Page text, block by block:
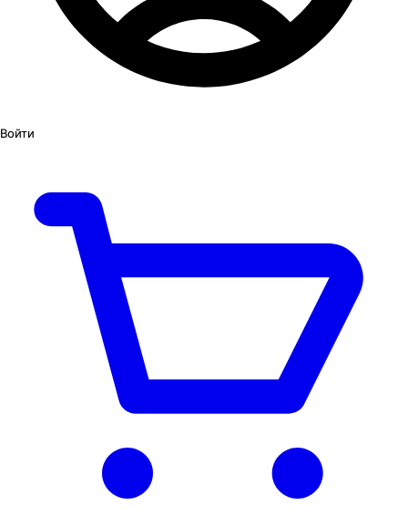
Войти